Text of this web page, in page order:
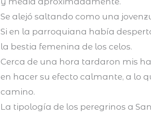
Se alejó saltando como una
Si en la parroquiana había
la bestia femenina de los celos.
Cerca de una hora tardaron mis
en hacer su efecto calmante, a lo
camino.
La tipología de los peregrinos a